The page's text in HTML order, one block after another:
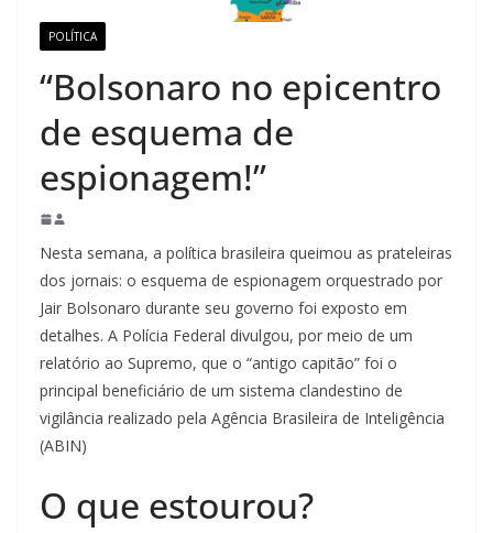
POLÍTICA
“Bolsonaro no epicentro
de esquema de
espionagem!”
Nesta semana, a política brasileira queimou as prateleiras
dos jornais: o esquema de espionagem orquestrado por
Jair Bolsonaro durante seu governo foi exposto em
detalhes. A Polícia Federal divulgou, por meio de um
relatório ao Supremo, que o “antigo capitão” foi o
principal beneficiário de um sistema clandestino de
vigilância realizado pela Agência Brasileira de Inteligência
(ABIN)
O que estourou?